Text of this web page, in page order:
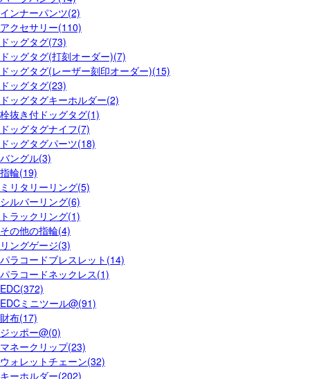
インナーパンツ(2)
アクセサリー(110)
ドッグタグ(73)
ドッグタグ(打刻オーダー)(7)
ドッグタグ(レーザー刻印オーダー)(15)
ドッグタグ(23)
ドッグタグキーホルダー(2)
栓抜き付ドッグタグ(1)
ドッグタグナイフ(7)
ドッグタグパーツ(18)
バングル(3)
指輪(19)
ミリタリーリング(5)
シルバーリング(6)
トラックリング(1)
その他の指輪(4)
リングゲージ(3)
パラコードブレスレット(14)
パラコードネックレス(1)
EDC(372)
EDCミニツール@(91)
財布(17)
ジッポー@(0)
マネークリップ(23)
ウォレットチェーン(32)
キーホルダー(202)